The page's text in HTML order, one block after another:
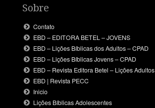
Sobre
Contato
EBD – EDITORA BETEL – JOVENS
EBD – Lições Bíblicas dos Adultos – CPAD
EBD – Lições Bíblicas Jovens – CPAD
EBD – Revista Editora Betel – Lições Adultos
EBD | Revista PECC
Inicio
Lições Bíblicas Adolescentes